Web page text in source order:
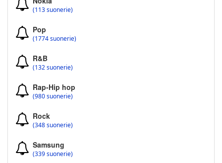
(113 suonerie)
Pop
(1774 suonerie)
R&B
(132 suonerie)
Rap-Hip hop
(980 suonerie)
Rock
(348 suonerie)
Samsung
(339 suonerie)